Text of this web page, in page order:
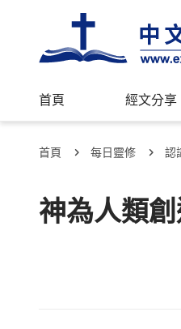
首頁 經文分享
首頁 每日靈修 認
神為人類